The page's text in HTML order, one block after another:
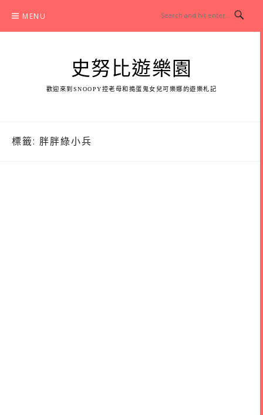
content
MENU
史努比遊樂園
歡迎來到SNOOPY控老母和搗蛋鬼女兒可樂娜的遊樂札記
標籤: 胖胖綠小兵